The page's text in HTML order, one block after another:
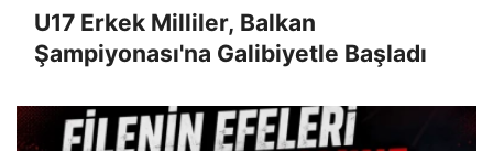
U17 Erkek Milliler, Balkan
Şampiyonası'na Galibiyetle Başladı